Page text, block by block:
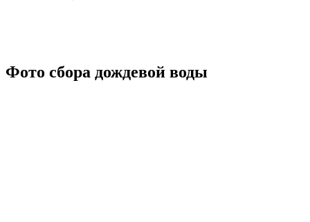
Фото сбора дождевой воды